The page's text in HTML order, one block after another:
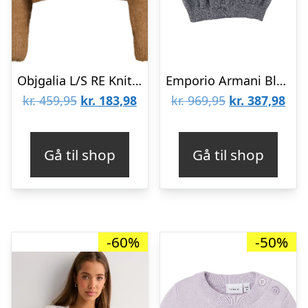
Objgalia L/S RE Knit Cardigan Noos
kr.459,95 Den
var:
kr. 459,95.
kr. 183,98Den
kr. 183,98.
Gå til shop
Emporio Armani Bluse – Strik – Navy/Hvidmeleret m. Tekst
kr.969,95 Den
var:
kr. 969,95.
kr. 387,98Den
kr.
Gå til shop
-60% -50%